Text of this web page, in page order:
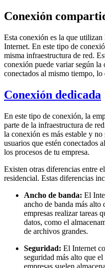
Conexión
Esta conexión es la que utilizan
Internet. En este tipo de
misma infraestructura de red.
conexión puede variar según la
conectados al mismo tiempo,
Conexión dedicada
En este tipo de conexión, la
parte de la infraestructura de
la conexión es más estable y
usuarios que estén conectados
los procesos de tu empresa.
Existen otras diferencias entre
residencial. Estas diferencias
Ancho de banda: El
ancho de banda más alto
empresas realizar tareas
datos, como el
de archivos grandes.
Seguridad: El Internet
seguridad más alto que
empresas suelen